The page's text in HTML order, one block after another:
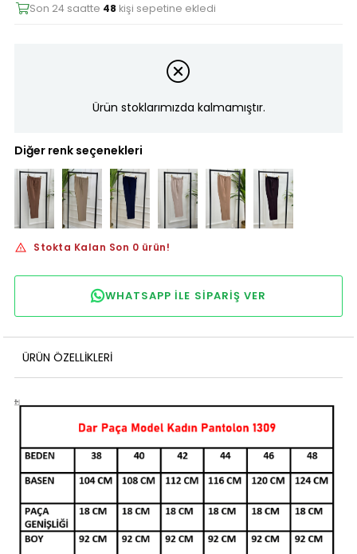
Son 24 saatte 48 kişi sepetine ekledi
Ürün stoklarımızda kalmamıştır.
Diğer renk seçenekleri
Stokta Kalan Son 0 ürün!
WHATSAPP ILE SIPARIŞ VER
ÜRÜN ÖZELLIKLERI